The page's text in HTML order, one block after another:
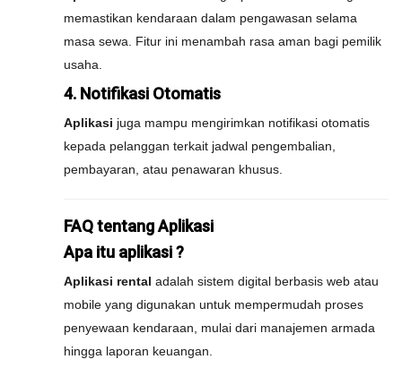
memastikan kendaraan dalam pengawasan selama
masa sewa. Fitur ini menambah rasa aman bagi pemilik
usaha.
4. Notifikasi Otomatis
Aplikasi juga mampu mengirimkan notifikasi otomatis
kepada pelanggan terkait jadwal pengembalian,
pembayaran, atau penawaran khusus.
FAQ tentang Aplikasi
Apa itu aplikasi ?
Aplikasi rental adalah sistem digital berbasis web atau
mobile yang digunakan untuk mempermudah proses
penyewaan kendaraan, mulai dari manajemen armada
hingga laporan keuangan.